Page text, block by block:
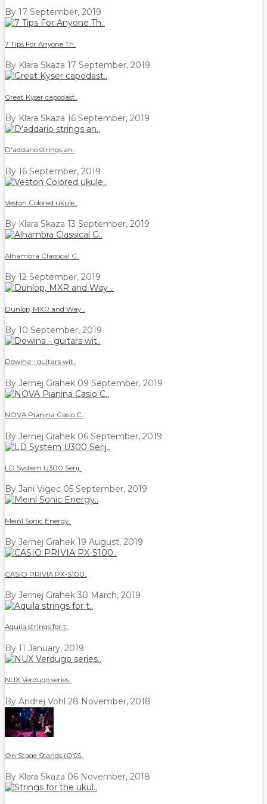
By 17 September, 2019
7 Tips For Anyone Th..
By Klara Skaza 17 September, 2019
Great Kyser capodast..
By Klara Skaza 16 September, 2019
D'addario strings an..
By 16 September, 2019
Veston Colored ukule..
By Klara Skaza 13 September, 2019
Alhambra Classical G..
By 12 September, 2019
Dunlop, MXR and Way ..
By 10 September, 2019
Dowina - guitars wit..
By Jernej Grahek 09 September, 2019
NOVA Pianina Casio C..
By Jernej Grahek 06 September, 2019
LD System U300 Serij..
By Jani Vigec 05 September, 2019
Meinl Sonic Energy..
By Jernej Grahek 19 August, 2019
CASIO PRIVIA PX-S100..
By Jernej Grahek 30 March, 2019
Aquila strings for t..
By 11 January, 2019
NUX Verdugo series..
By Andrej Vohl 28 November, 2018
On Stage Stands (OSS..
By Klara Skaza 06 November, 2018